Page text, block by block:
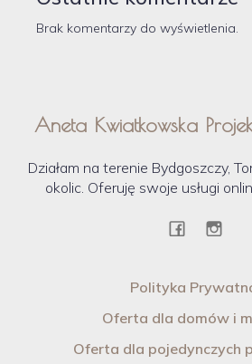
Brak komentarzy do wyświetlenia.
Aneta Kwiatkowska
Działam na terenie Bydgoszczy,
okolic. Oferuję swoje usługi
Polityka
Oferta dla domów i
Oferta dla pojedynczych